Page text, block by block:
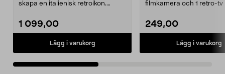
skapa en italienisk retroikon.
1 099,00
Lägg i varukorg
filmkamera och 1 retro-tv
249,00
Lägg i varukorg